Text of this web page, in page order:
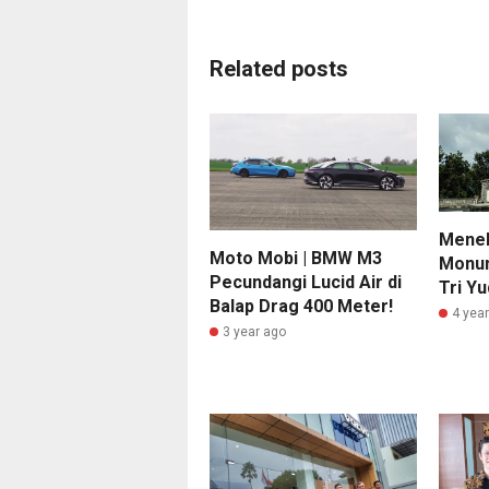
Related posts
Moto Mobi | BMW M3
Pecundangi Lucid Air di
Balap Drag 400 Meter!
3 year ago
Tri
4